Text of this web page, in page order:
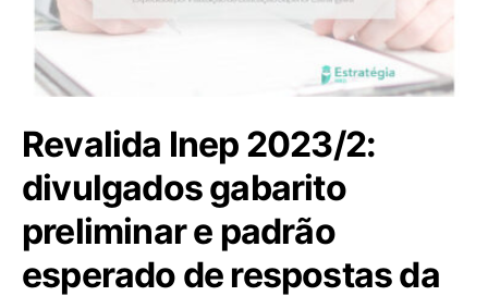
Revalida Inep 2023/2:
divulgados gabarito
preliminar e padrão
esperado de respostas da